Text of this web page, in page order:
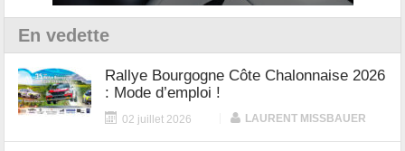
En vedette
Rallye Bourgogne Côte Chalonnaise 2026
: Mode d’emploi !
02 juillet 2026 LAURENT MISSBAUER